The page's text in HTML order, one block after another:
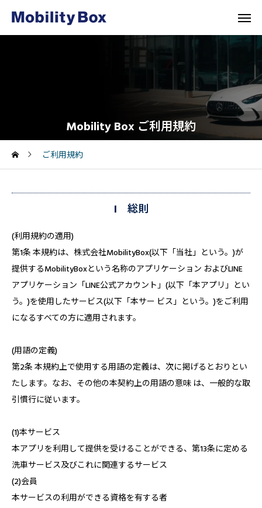
Mobility Box ご利用規約
ご利用規約
I 総則
(利用規約の適用)
第1条 本規約は、株式会社MobilityBox(以下「当社」という。)が
提供するMobilityBoxという名称のアプリケーション およびLINE
アプリケーション「LINE公式アカウント」(以下「本アプリ」とい
う。)を使用したサービス(以下「本サー ビス」という。)をご利用
になるすべての方に適用されます。
(用語の定義)
第2条 本規約上で使用する用語の定義は、次に掲げるとおりとい
たします。なお、その他の本契約上の用語の意味 は、一般的な取
引慣行に従います。
(1)本サービス
本アプリを利用して提供を受けることができる、第13条に定める
洗車サービス及びこれに関連するサービス
(2)会員
本サービスの利用ができる資格を有する者